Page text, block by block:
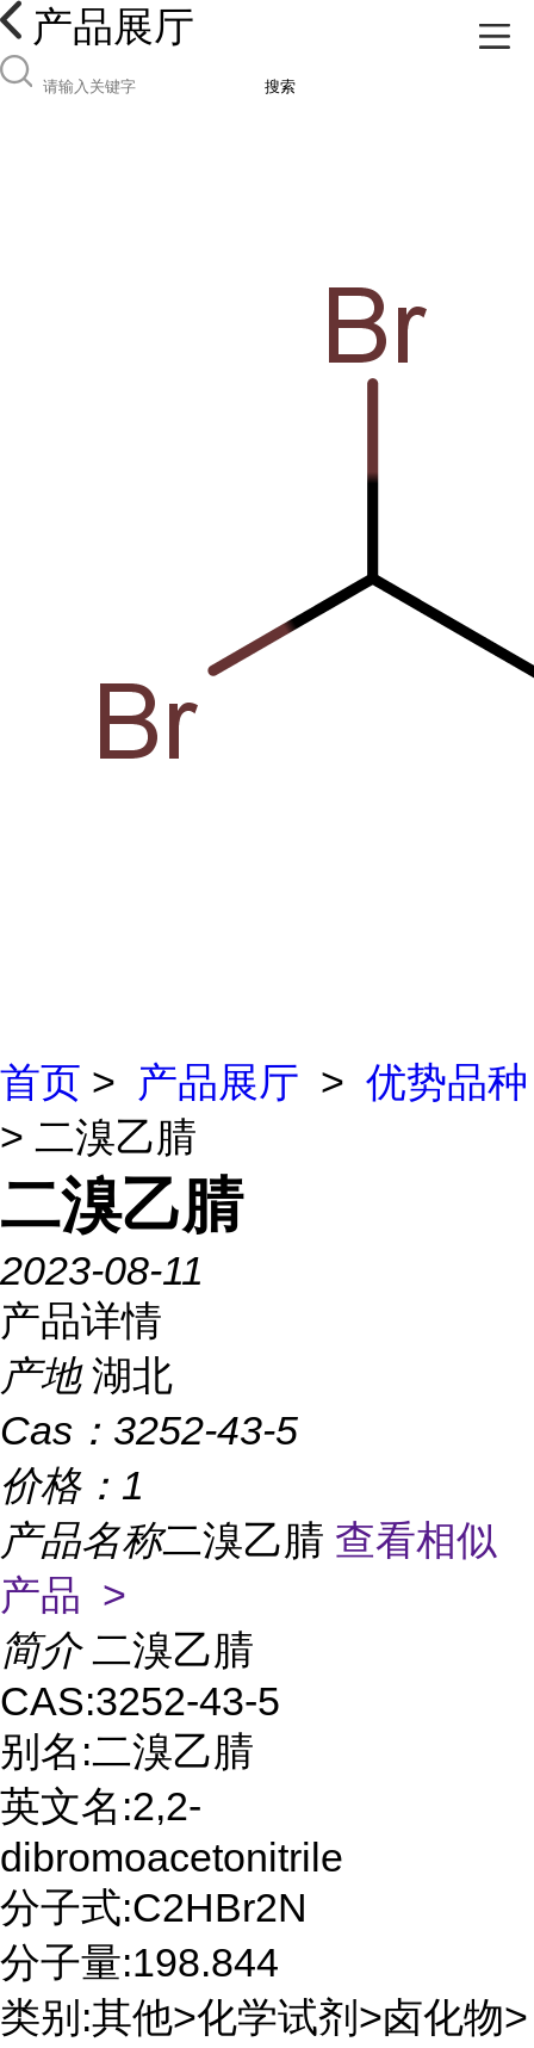
产品展厅
搜索
首页 > 产品展厅 > 优势品种
> 二溴乙腈
二溴乙腈
2023-08-11
产品详情
产地 湖北
Cas： 3252-43-5
价格： 1
产品名称二溴乙腈 查看相似
产品 >
简介 二溴乙腈
CAS:3252-43-5
别名:二溴乙腈
英文名:2,2-
dibromoacetonitrile
分子式:C2HBr2N
分子量:198.844
类别:其他>化学试剂>卤化物>